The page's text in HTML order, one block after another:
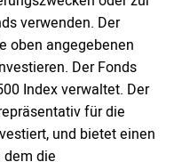
verwenden. Der
oben angegebenen
Der Fonds
Index verwaltet. Der
für die
und bietet einen
die